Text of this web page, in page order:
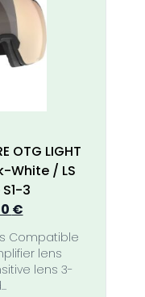
OTG LIGHT
White / LS
3
€.
€El
precio
actual
es:
Compatible
lens
lens 3-